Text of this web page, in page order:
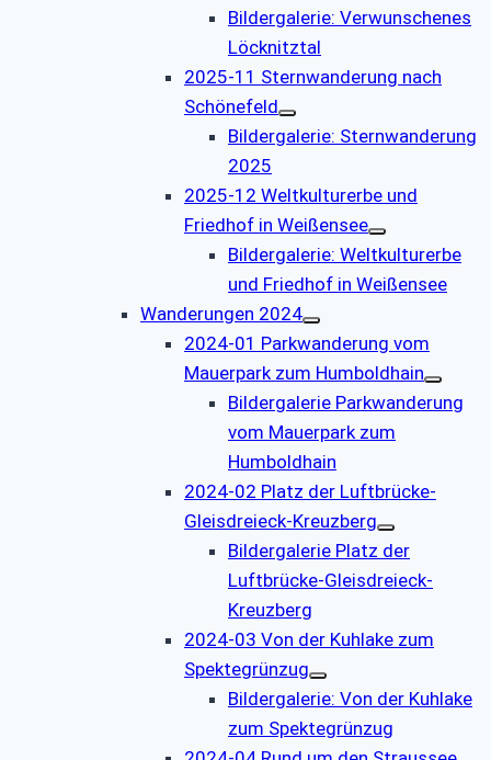
Bildergalerie: Verwunschenes
Löcknitztal
2025-11 Sternwanderung nach
Schönefeld
Bildergalerie: Sternwanderung
2025
2025-12 Weltkulturerbe und
Friedhof in Weißensee
Bildergalerie: Weltkulturerbe
und Friedhof in Weißensee
Wanderungen 2024
2024-01 Parkwanderung vom
Mauerpark zum Humboldhain
Bildergalerie Parkwanderung
vom Mauerpark zum
Humboldhain
2024-02 Platz der Luftbrücke-
Gleisdreieck-Kreuzberg
Bildergalerie Platz der
Luftbrücke-Gleisdreieck-
Kreuzberg
2024-03 Von der Kuhlake zum
Spektegrünzug
Bildergalerie: Von der Kuhlake
zum Spektegrünzug